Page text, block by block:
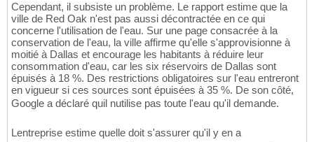
Cependant, il subsiste un problème. Le rapport estime que la
ville de Red Oak n'est pas aussi décontractée en ce qui
concerne l'utilisation de l'eau. Sur une page consacrée à la
conservation de l'eau, la ville affirme qu'elle s'approvisionne à
moitié à Dallas et encourage les habitants à réduire leur
consommation d'eau, car les six réservoirs de Dallas sont
épuisés à 18 %. Des restrictions obligatoires sur l'eau entreront
en vigueur si ces sources sont épuisées à 35 %. De son côté,
Google a déclaré quil nutilise pas toute l'eau qu'il demande.
Lentreprise estime quelle doit s'assurer qu'il y en a